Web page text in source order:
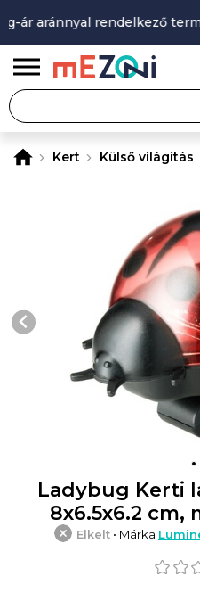
ár aránnyal rendelkező
Kert Külső világítás
Ladybug Kerti
8x6.5x6.2 cm,
Elkelt • Márka